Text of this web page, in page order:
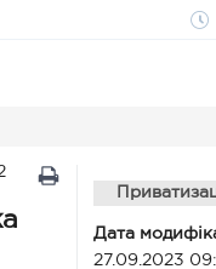
Дата
27.09.2023